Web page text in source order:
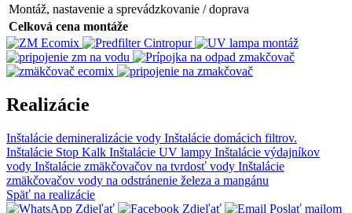
Montáž, nastavenie a sprevádzkovanie / doprava
Celková cena montáže
Realizácie
Inštalácie demineralizácie vody Inštalácie domácich filtrov.
Inštalácie Stop Kalk Inštalácie UV lampy Inštalácie výdajníkov
vody Inštalácie zmäkčovačov na tvrdosť vody Inštalácie
zmäkčovačov vody na odstránenie železa a mangánu
Späť na realizácie
Zdieľať
Zdieľať Poslať mailom